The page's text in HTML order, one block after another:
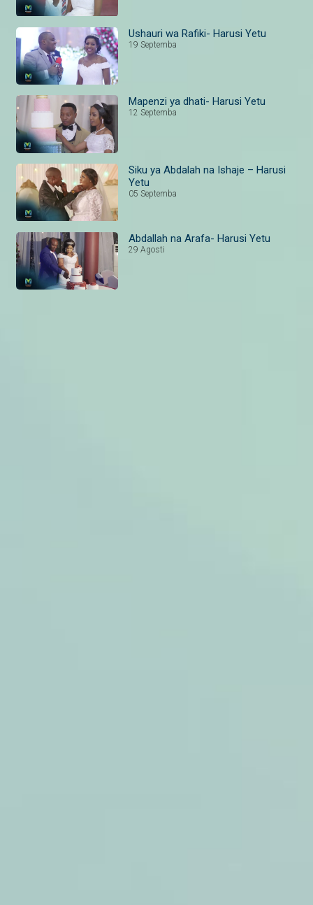
Ushauri wa Rafiki- Harusi Yetu
19 Septemba
Mapenzi ya dhati- Harusi Yetu
12 Septemba
Siku ya Abdalah na Ishaje – Harusi
Yetu
05 Septemba
Abdallah na Arafa- Harusi Yetu
29 Agosti